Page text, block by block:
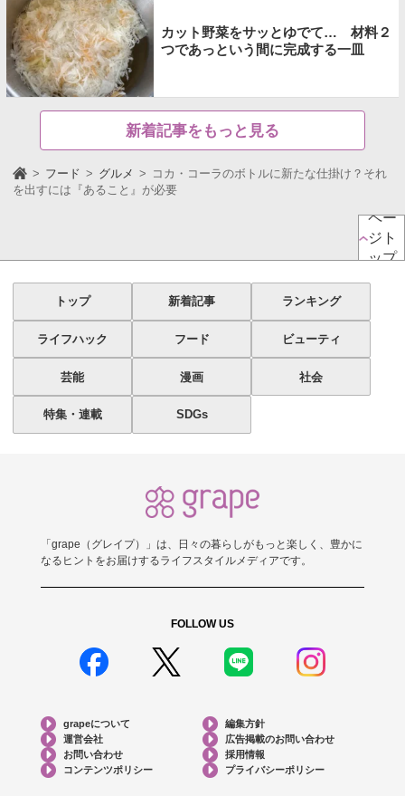
カット野菜をサッとゆでて… 材料２
つであっという間に完成する一皿
新着記事をもっと見る
フード グルメ
コカ・コーラのボトルに新たな仕掛け？それ
を出すには『あること』が必要
ペー
ジト
ップ
トップ 新着記事 ランキング
ライフハック フード ビューティ
芸能 漫画 社会
特集・連載 SDGs
「grape（グレイプ）」は、日々の暮らしがもっと楽しく、豊かに
なるヒントをお届けするライフスタイルメディアです。
FOLLOW US
grapeについて
編集方針
運営会社
広告掲載のお問い合わせ
お問い合わせ
採用情報
コンテンツポリシー
プライバシーポリシー